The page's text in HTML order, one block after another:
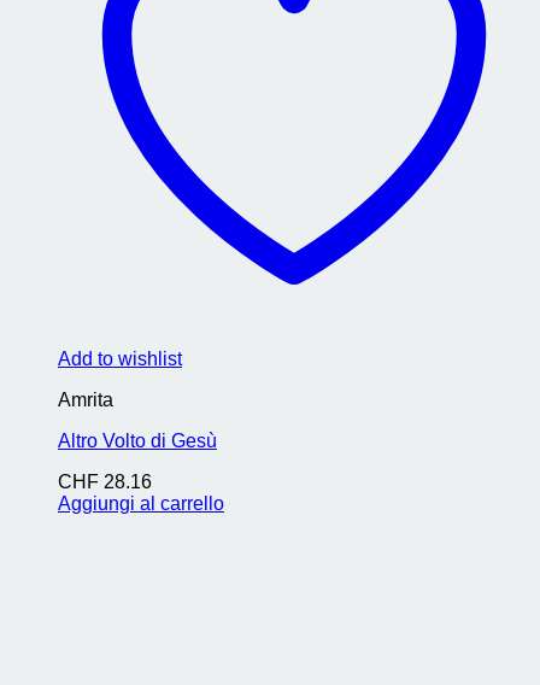
Add to wishlist
Amrita
Altro Volto di Gesù
CHF 28.16
Aggiungi al carrello